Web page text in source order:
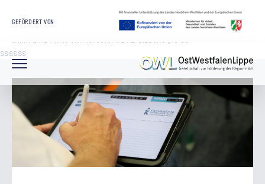
GEFÖRDERT VON
ARBEITSMARKT UND BILDUNG
REGIONALAGENTUR OWL
ssssss